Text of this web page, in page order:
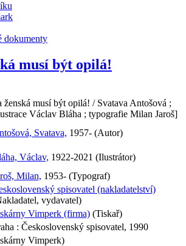
dokumenty
musí být opilá!
ženská musí být opilá! / Svatava Antošová ;
Václav Bláha ; typografie Milan Jaroš]
Svatava, 1957- (Autor)
Václav, 1922-2021 (Ilustrátor)
Milan, 1953- (Typograf)
spisovatel (nakladatelství)
vydavatel)
Vimperk (firma) (Tiskař)
: Československý spisovatel, 1990
Vimperk)